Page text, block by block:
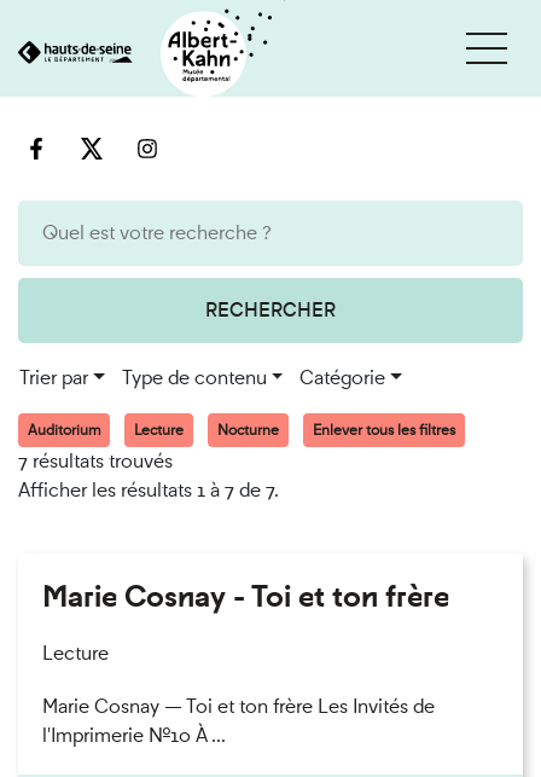
au
RECHERCHER
Trier par Type de contenu Catégorie
Auditorium Lecture Nocturne Enlever tous les filtres
7 résultats trouvés
Afficher les résultats 1 à 7 de 7.
Marie Cosnay - Toi et ton frère
Lecture
Marie Cosnay — Toi et ton frère Les Invités de
l'Imprimerie n°10 À ...
Cookies et traceurs utilisés sur ce site